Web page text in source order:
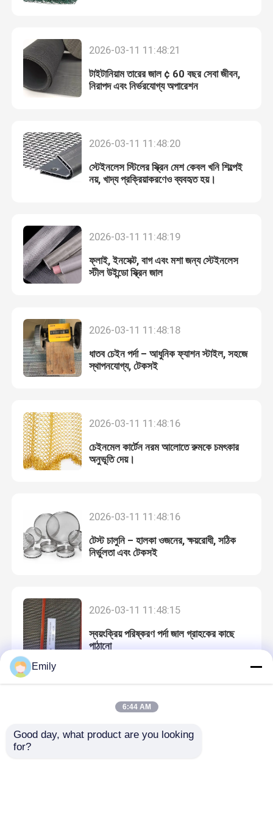
পণ্য
কারখানা পরিদর্শন
গুণমান নিয়ন্ত্রণ
খবর
প্রসারিত ধাতু তারের জাল
ছিদ্রযুক্ত ধাতু তারের জাল
বোনা তারের কাপড়
আলংকারিক তারের জাল
ধাতব তারের বেড়া
ধাতু নিরাপত্তা জাল
2026-03-11 11:48:21
টাইটানিয়াম তারের জাল ¢ 60 বছর সেবা জীবন,
নিরাপদ এবং নির্ভরযোগ্য অপারেশন
2026-03-11 11:48:20
স্টেইনলেস স্টিলের স্ক্রিন মেশ কেবল খনি শিল্পেই
নয়, খাদ্য প্রক্রিয়াকরণেও ব্যবহৃত হয়।
2026-03-11 11:48:19
ফ্লাই, ইনসেক্ট, বাগ এবং মশা জন্য স্টেইনলেস
স্টীল উইন্ডো স্ক্রিন জাল
2026-03-11 11:48:18
ধাতব চেইন পর্দা – আধুনিক ফ্যাশন স্টাইল, সহজে
স্থাপনযোগ্য, টেকসই
2026-03-11 11:48:16
চেইনমেল কার্টেন নরম আলোতে রুমকে চমৎকার
অনুভূতি দেয়।
2026-03-11 11:48:16
টেস্ট চালুনি – হালকা ওজনের, ক্ষয়রোধী, সঠিক
নির্ভুলতা এবং টেকসই
2026-03-11 11:48:15
স্বয়ংক্রিয় পরিষ্করণ পর্দা জাল গ্রাহকের কাছে
পাঠানো
2026-03-11 11:48:14
ধাতব রিং জাল শিপমেন্ট
Emily
6:44 AM
Good day, what product are you looking
for?